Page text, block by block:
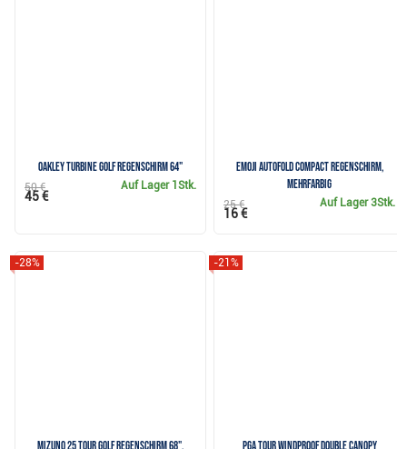
Oakley Turbine Golf Regenschirm 64"
Auf Lager 1Stk.
50 €
45 €
Emoji AutoFold Compact Regenschirm,
mehrfarbig
Auf Lager3Stk.
25 €
16 €
Mizuno 25 Tour Golf Regenschirm 68",
-28%
PGA Tour Windproof Double Canopy
-21%